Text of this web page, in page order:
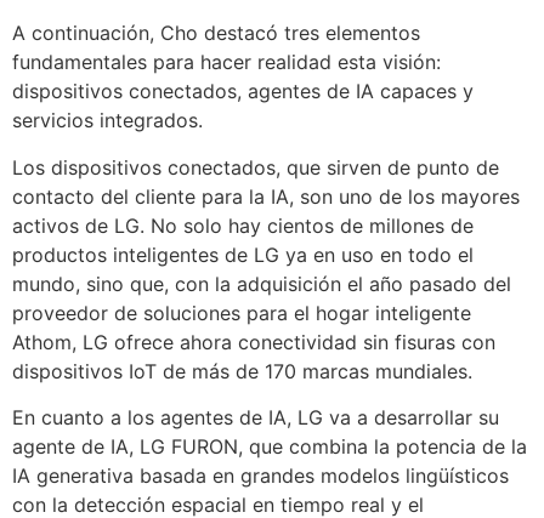
A continuación, Cho destacó tres elementos
fundamentales para hacer realidad esta visión:
dispositivos conectados, agentes de IA capaces y
servicios integrados.
Los dispositivos conectados, que sirven de punto de
contacto del cliente para la IA, son uno de los mayores
activos de LG. No solo hay cientos de millones de
productos inteligentes de LG ya en uso en todo el
mundo, sino que, con la adquisición el año pasado del
proveedor de soluciones para el hogar inteligente
Athom, LG ofrece ahora conectividad sin fisuras con
dispositivos IoT de más de 170 marcas mundiales.
En cuanto a los agentes de IA, LG va a desarrollar su
agente de IA, LG FURON, que combina la potencia de la
IA generativa basada en grandes modelos lingüísticos
con la detección espacial en tiempo real y el